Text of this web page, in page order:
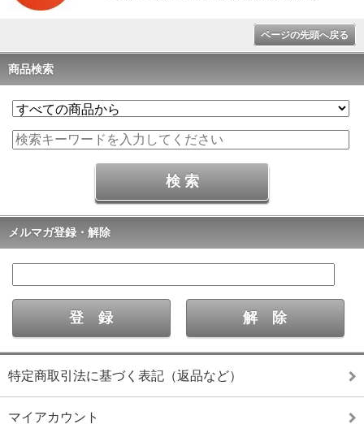
ページの先頭へ戻る
商品検索
メルマガ登録・解除
特定商取引法に基づく表記（返品など）
マイアカウント